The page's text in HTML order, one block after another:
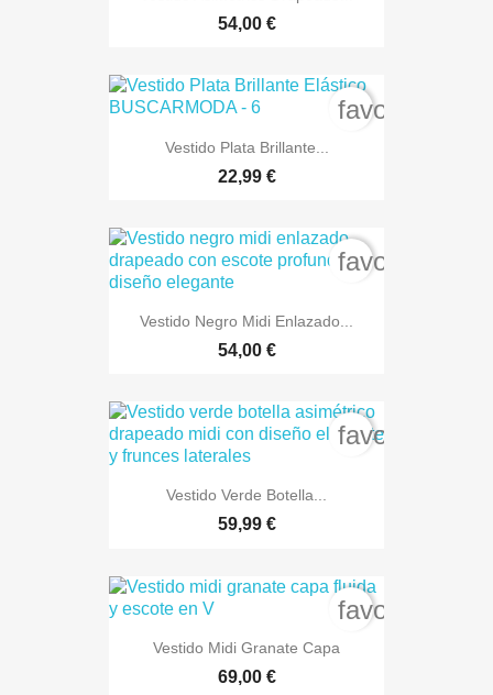
54,00 €
Vestido Plata Brillante...
22,99 €
Vestido Negro Midi Enlazado...
54,00 €
Vestido Verde Botella...
59,99 €
Vestido Midi Granate Capa
69,00 €